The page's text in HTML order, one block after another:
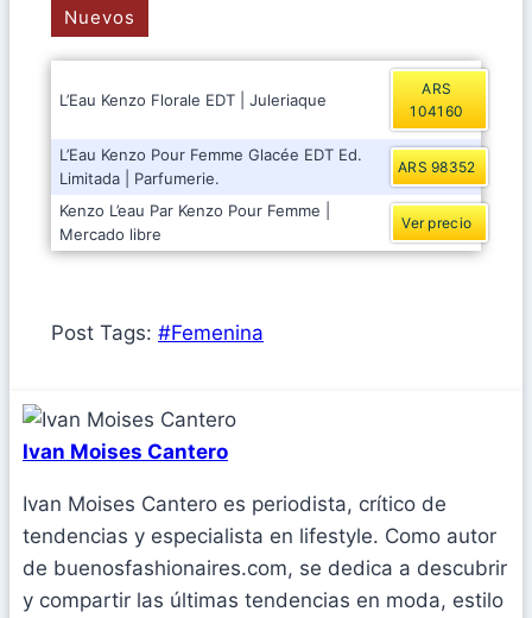
Nuevos
L’Eau Kenzo Florale EDT | Juleriaque
ARS
104160
L’Eau Kenzo Pour Femme Glacée EDT Ed.
Limitada | Parfumerie.
ARS 98352
Kenzo L’eau Par Kenzo Pour Femme |
Mercado libre
Ver precio
Post Tags: #Femenina
Ivan Moises Cantero
Ivan Moises Cantero es periodista, crítico de
tendencias y especialista en lifestyle. Como autor
de buenosfashionaires.com, se dedica a descubrir
y compartir las últimas tendencias en moda, estilo